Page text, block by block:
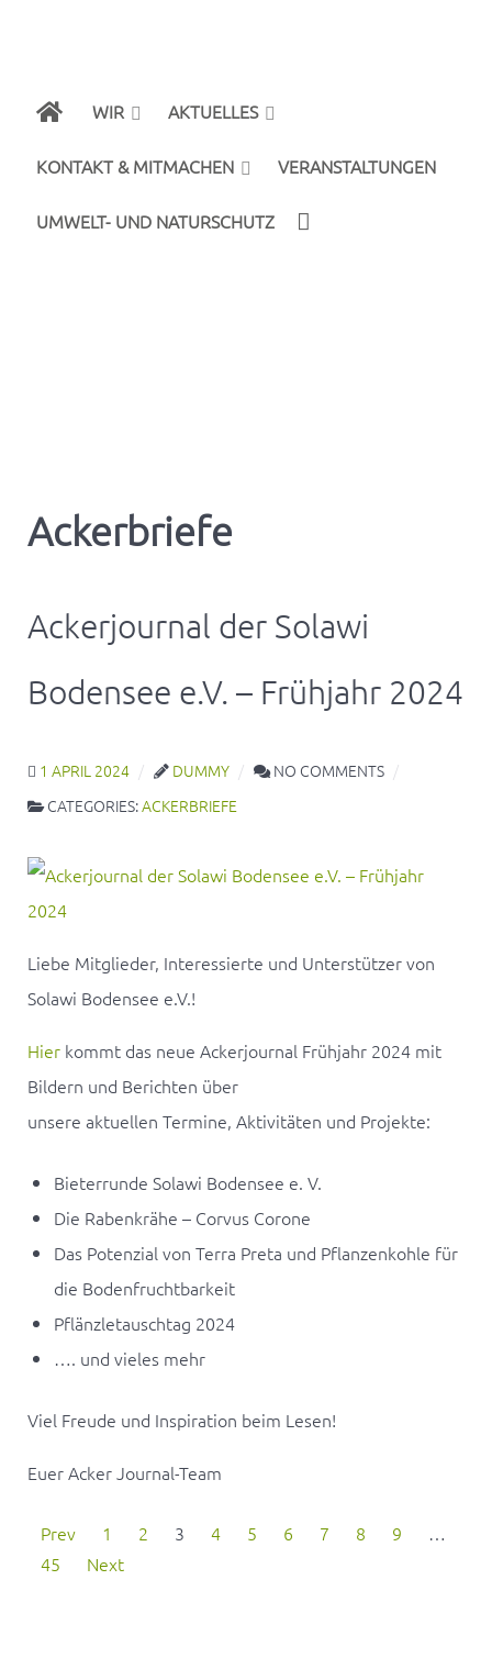
WIR AKTUELLES
KONTAKT & MITMACHEN VERANSTALTUNGEN
UMWELT- UND NATURSCHUTZ
Ackerbriefe
Ackerjournal der Solawi
Bodensee e.V. – Frühjahr 2024
1 APRIL 2024 DUMMY
NO COMMENTS
CATEGORIES:ACKERBRIEFE
Liebe Mitglieder, Interessierte und Unterstützer von
Solawi Bodensee e.V.!
Hier kommt das neue Ackerjournal Frühjahr 2024 mit
Bildern und Berichten über
unsere aktuellen Termine, Aktivitäten und Projekte:
Bieterrunde Solawi Bodensee e. V.
Die Rabenkrähe – Corvus Corone
Das Potenzial von Terra Preta und Pflanzenkohle für
die Bodenfruchtbarkeit
Pflänzletauschtag 2024
…. und vieles mehr
Viel Freude und Inspiration beim Lesen!
Euer Acker Journal-Team
Prev 1 2 3 4 5 6 7 8 9
…
45
Next